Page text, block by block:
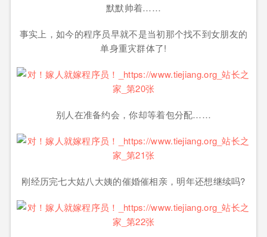
默默帅着……
事实上，如今的程序员早就不是当初那个找不到女朋友的
单身重灾群体了!
别人在准备约会，你却等着包分配……
刚经历完七大姑八大姨的催婚催相亲，明年还想继续吗?